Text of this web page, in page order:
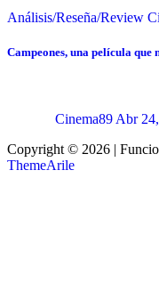
Análisis/Reseña/Review
Campeones, una película que
Cinema89 Abr
Copyright © 2026 |
ThemeArile